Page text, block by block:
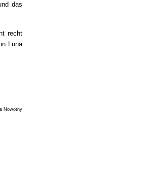
das
recht
Luna
Nowotny